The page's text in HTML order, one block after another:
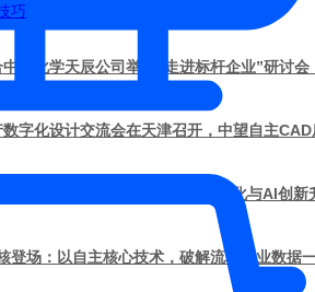
巧
国化学天辰公司举办“走进标杆企业”研讨
字化设计交流会在天津召开，中望自主
共创！中望3D赋能工业设计国产化与AI创新
登场：以自主核心技术，破解流程工业数据